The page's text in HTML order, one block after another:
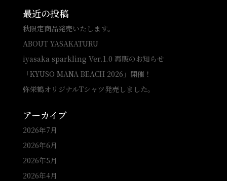
最近の投稿
秋限定商品発売いたします。
ABOUT YASAKATURU
iyasaka sparkling Ver.1.0 再販のお知らせ
「KYUSO MANA BEACH 2026」開催！
弥栄鶴オリジナルTシャツ発売しました。
アーカイブ
2026年7月
2026年6月
2026年5月
2026年4月